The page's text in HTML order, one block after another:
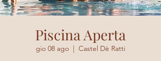
Piscina Aperta
gio 08 ago
  |
Castel Dè Ratti